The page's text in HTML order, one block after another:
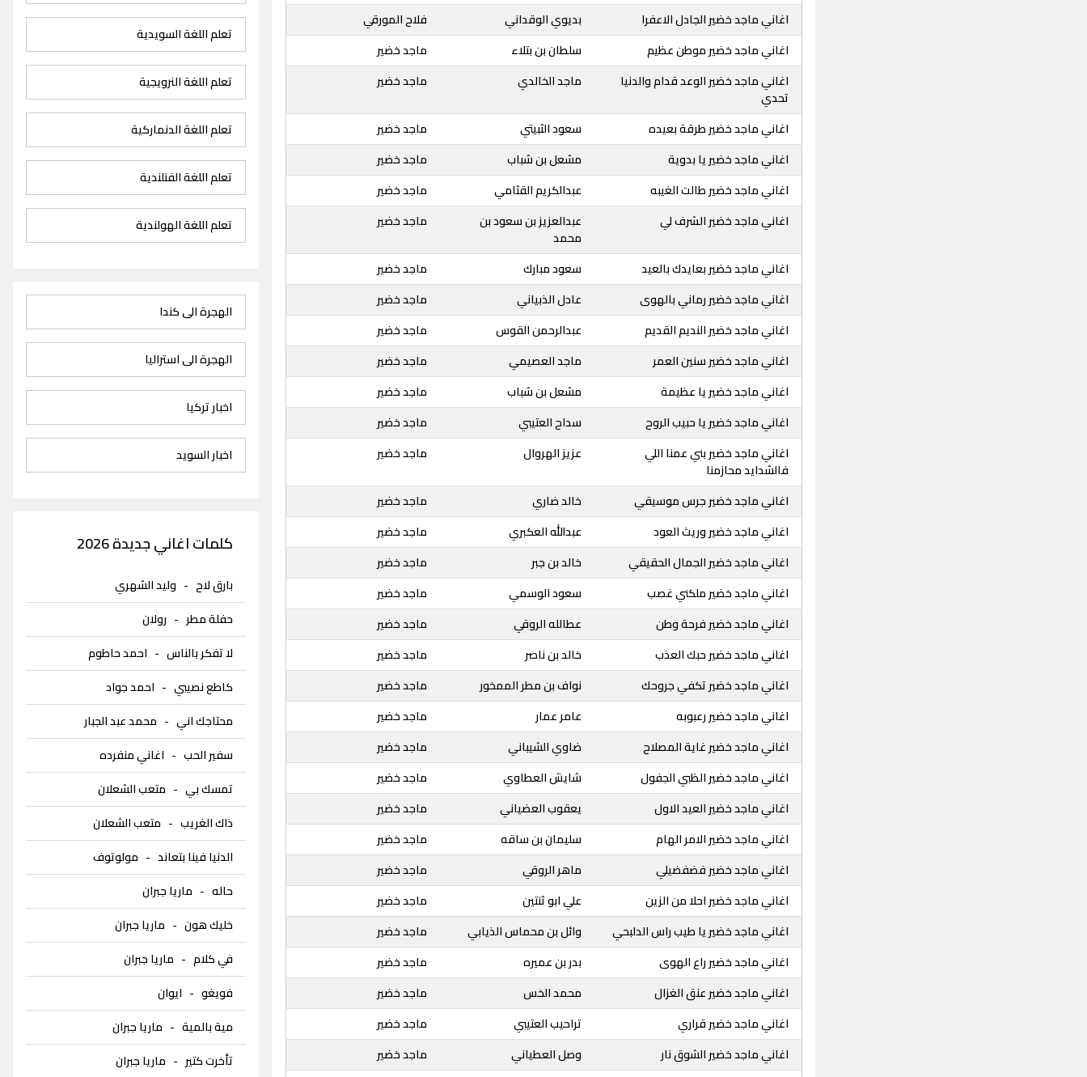
اغاني ماجد خضير الجادل الاعفرا
بديوي الوقداني
فلاح المورقي
اغاني ماجد خضير موطن عظيم
سلطان بن بتلاء
ماجد خضير
اغاني ماجد خضير الوعد قدام والدنيا
تحدي
ماجد الخالدي ماجد خضير
اغاني ماجد خضير طرقة بعيده سعود الثبيتي
ماجد خضير
اغاني ماجد خضير يا بدوية
مشعل بن شباب
ماجد خضير
اغاني ماجد خضير طالت الغيبه
عبدالكريم القثامي
ماجد خضير
اغاني ماجد خضير الشرف لي
عبدالعزيز بن سعود بن
محمد
ماجد خضير
اغاني ماجد خضير بعايدك بالعيد سعود مبارك
ماجد خضير
اغاني ماجد خضير رماني بالهوى
عادل الذبياني
ماجد خضير
اغاني ماجد خضير النديم القديم
عبدالرحمن القوس
ماجد خضير
اغاني ماجد خضير سنين العمر
ماجد العصيمي
ماجد خضير
اغاني ماجد خضير يا عظيمة
مشعل بن شباب
ماجد خضير
اغاني ماجد خضير يا حبيب الروح
سداح العتيبي
ماجد خضير
اغاني ماجد خضير بني عمنا اللي
فالشدايد محازمنا
عزيز الهروال ماجد خضير
اغاني ماجد خضير جرس موسيقي خالد ضاري
ماجد خضير
اغاني ماجد خضير وريث العود
عبدالله العكبري
ماجد خضير
اغاني ماجد خضير الجمال الحقيقي
خالد بن جبر
ماجد خضير
اغاني ماجد خضير ملكني غصب
سعود الوسمي
ماجد خضير
اغاني ماجد خضير فرحة وطن
عطالله الروقي
ماجد خضير
اغاني ماجد خضير حبك العذب
خالد بن ناصر
ماجد خضير
اغاني ماجد خضير تكفي جروحك
نواف بن مطر الممخور
ماجد خضير
اغاني ماجد خضير رعبوبه
عامر عمار
ماجد خضير
اغاني ماجد خضير غاية المصلاح
ضاوي الشيباني
ماجد خضير
اغاني ماجد خضير الظبي الجفول
شايش العطاوي
ماجد خضير
اغاني ماجد خضير العيد الاول
يعقوب العضياني
ماجد خضير
اغاني ماجد خضير الامر الهام
سليمان بن ساقه
ماجد خضير
اغاني ماجد خضير فضفضيلي
ماهر الروقي
ماجد خضير
اغاني ماجد خضير احلا من الزين
علي ابو ثنتين
ماجد خضير
اغاني ماجد خضير يا طيب راس الدلبحي
وائل بن محماس الذيابي
ماجد خضير
اغاني ماجد خضير راع الهوى
بدر بن عميره
ماجد خضير
اغاني ماجد خضير عنق الغزال
محمد الخس
ماجد خضير
اغاني ماجد خضير قراري
تراحيب العتيبي
ماجد خضير
اغاني ماجد خضير الشوق نار
وصل العطياني
ماجد خضير
تعلم اللغة السويدية
تعلم اللغة النرويجية
تعلم اللغة الدنماركية
تعلم اللغة الفنلندية
تعلم اللغة الهولندية
الهجرة الى كندا
الهجرة الى استراليا
اخبار تركيا
اخبار السويد
كلمات اغاني جديدة 2026
بارق لاح- وليد الشهري
حفلة مطر - رولان
لا تفكر بالناس- احمد حاطوم
كاطع نصيبي- احمد جواد
محتاجك اني- محمد عبد الجبار
سفير الحب- اغاني منفرده
تمسك بي- متعب الشعلان
ذاك الغريب- متعب الشعلان
الدنيا فينا بتعاند- مولوتوف
حاله- ماريا جبران
خليك هون- ماريا جبران
في كلام- ماريا جبران
فويغو- ايوان
مية بالمية- ماريا جبران
تأخرت كتير - ماريا جبران